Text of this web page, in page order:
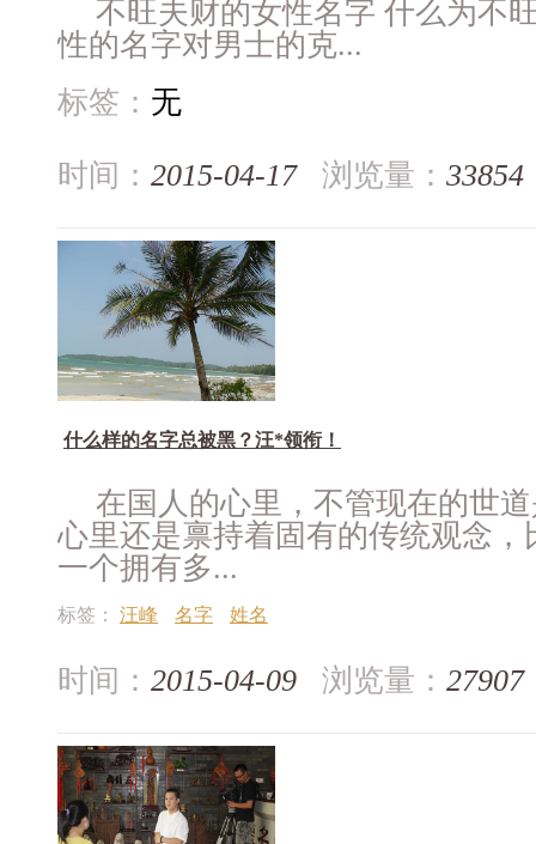
不旺夫财的女性名字 什么为不
性的名字对男士的克...
标签： 无
时间： 2015-04-17 浏览量： 33854
什么样的名字总被黑？汪*领衔！
在国人的心里，不管现在的世
心里还是禀持着固有的传统观念，
一个拥有多...
标签： 汪峰 名字 姓名
时间： 2015-04-09 浏览量： 27907